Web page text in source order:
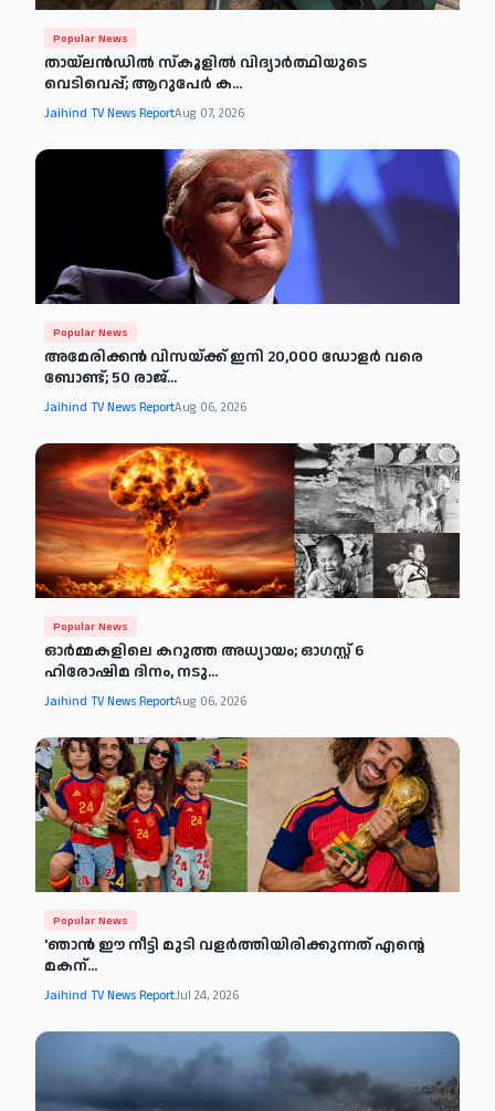
Popular News
തായ്‌ലൻഡിൽ സ്കൂളിൽ വിദ്യാർത്ഥിയുടെ
വെടിവെപ്പ്; ആറുപേർ ക...
Jaihind TV News ReportAug 07, 2026
Popular News
അമേരിക്കൻ വിസയ്ക്ക് ഇനി 20,000 ഡോളർ വരെ
ബോണ്ട്; 50 രാജ്...
Jaihind TV News ReportAug 06, 2026
Popular News
ഓർമ്മകളിലെ കറുത്ത അധ്യായം; ഓഗസ്റ്റ് 6
ഹിരോഷിമ ദിനം, നടു...
Jaihind TV News ReportAug 06, 2026
Popular News
'ഞാന്‍ ഈ നീട്ടി മുടി വളര്‍ത്തിയിരിക്കുന്നത് എന്റെ
മകന്...
Jaihind TV News ReportJul 24, 2026